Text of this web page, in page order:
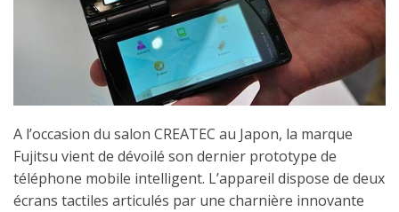
A l’occasion du salon CREATEC au Japon, la marque
Fujitsu vient de dévoilé son dernier prototype de
téléphone mobile intelligent. L’appareil dispose de deux
écrans tactiles articulés par une charnière innovante